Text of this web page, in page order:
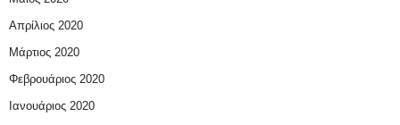
Απρίλιος 2020
Μάρτιος 2020
Φεβρουάριος 2020
Ιανουάριος 2020